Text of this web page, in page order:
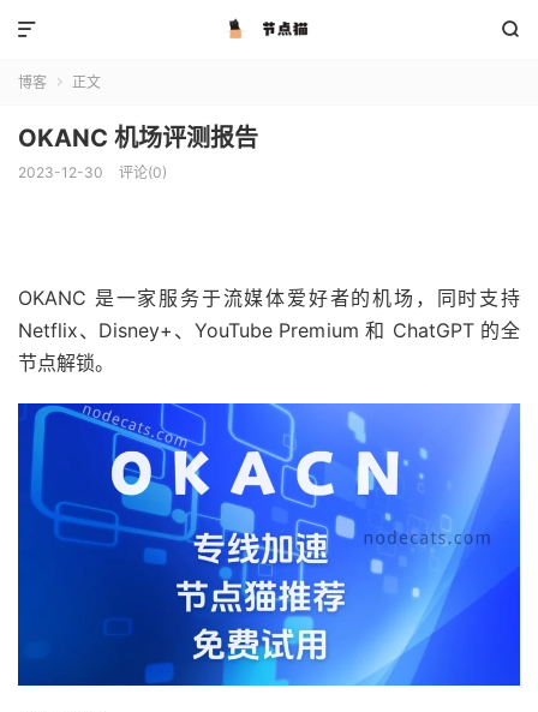


博客  正文
OKANC 机场评测报告
2023-12-30 评论(0)
OKANC 是一家服务于流媒体爱好者的机场，同时支持
Netflix、Disney+、YouTube Premium 和 ChatGPT 的全
节点解锁。